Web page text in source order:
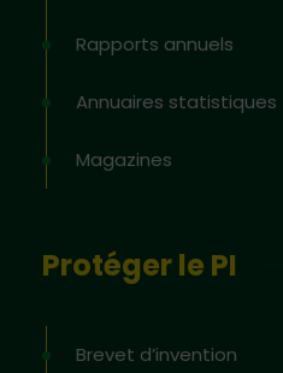
Rapports annuels
Annuaires statistiques
Magazines
Protéger le PI
Brevet d’invention